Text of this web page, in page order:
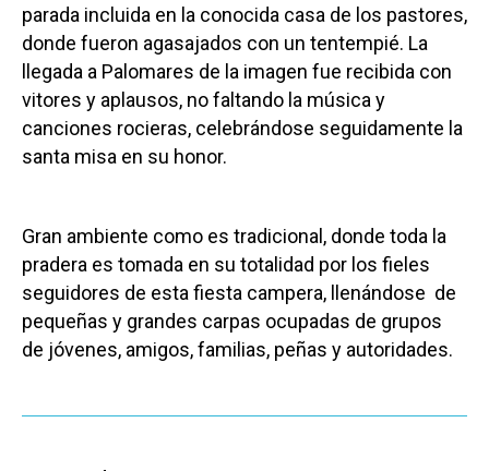
parada incluida en la conocida casa de los pastores,
donde fueron agasajados con un tentempié. La
llegada a Palomares de la imagen fue recibida con
vitores y aplausos, no faltando la música y
canciones rocieras, celebrándose seguidamente la
santa misa en su honor.
Gran ambiente como es tradicional, donde toda la
pradera es tomada en su totalidad por los fieles
seguidores de esta fiesta campera, llenándose de
pequeñas y grandes carpas ocupadas de grupos
de jóvenes, amigos, familias, peñas y autoridades.